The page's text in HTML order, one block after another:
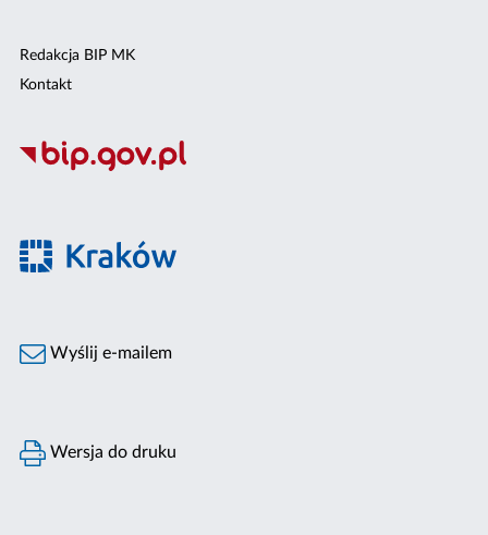
Redakcja BIP MK
Kontakt
Wyślij e-mailem
Wersja do druku